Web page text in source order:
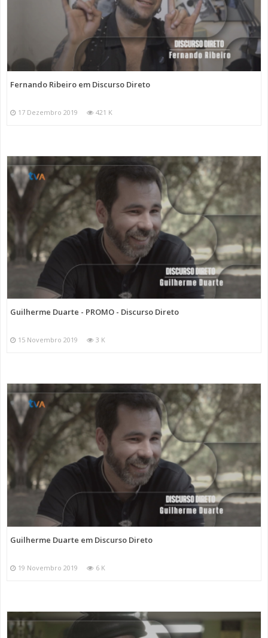
Fernando Ribeiro em Discurso Direto
17 Dezembro 2019 421 K
Guilherme Duarte - PROMO - Discurso Direto
15 Novembro 2019 3 K
Guilherme Duarte em Discurso Direto
19 Novembro 2019 6 K